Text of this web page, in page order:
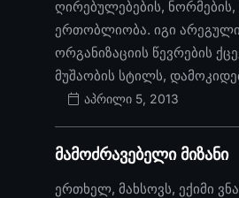
ღირებულებების, ნორმების,
ერთობლიობა. იგი
ორგანიზაციის წევრების
მუშაობის სტილს,
აპრილი 5, 2013
მამოძრავებელი მიზანი
ერთხელ, მახსოვს, ექიმი